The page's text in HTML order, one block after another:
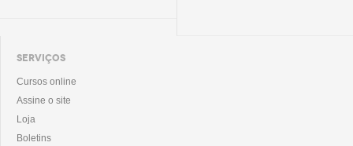
SERVIÇOS
Cursos online
Assine o site
Loja
Boletins